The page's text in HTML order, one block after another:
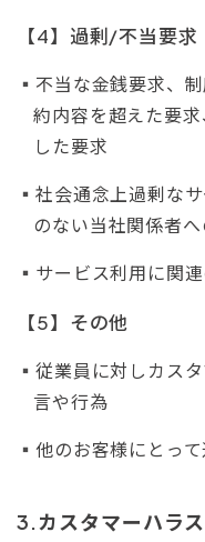
【4】過剰/不当要求
不当な金銭要求、
約内容を超えた要
した要求
社会通念上過剰な
のない当社関係者
サービス利用に関
【5】その他
従業員に対しカス
言や行為
他のお客様にとっ
カスタマーハラ